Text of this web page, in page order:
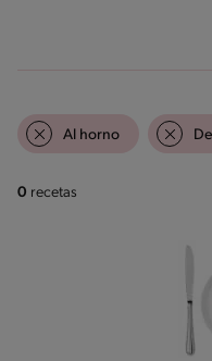
Al horno
0 recetas